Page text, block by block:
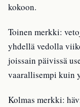
kokoon.
Toinen merkki:
yhdellä vedolla
joissain päivissä
vaarallisempi kuin
Kolmas merkki: